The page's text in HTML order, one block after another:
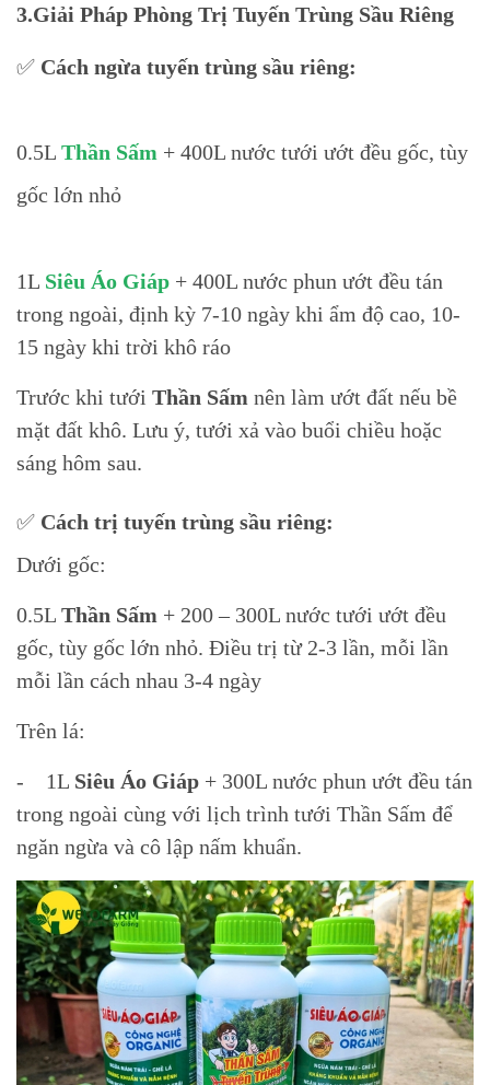
3.Giải Pháp Phòng Trị Tuyến Trùng Sầu Riêng
✅ Cách ngừa tuyến trùng sầu riêng:
0.5L Thần Sấm + 400L nước tưới ướt đều gốc, tùy
gốc lớn nhỏ
1L Siêu Áo Giáp + 400L nước phun ướt đều tán
trong ngoài, định kỳ 7-10 ngày khi ẩm độ cao, 10-
15 ngày khi trời khô ráo
Trước khi tưới Thần Sấm nên làm ướt đất nếu bề
mặt đất khô. Lưu ý, tưới xả vào buổi chiều hoặc
sáng hôm sau.
✅ Cách trị tuyến trùng sầu riêng:
Dưới gốc:
0.5L Thần Sấm + 200 – 300L nước tưới ướt đều
gốc, tùy gốc lớn nhỏ. Điều trị từ 2-3 lần, mỗi lần
mỗi lần cách nhau 3-4 ngày
Trên lá:
- 1L Siêu Áo Giáp + 300L nước phun ướt đều tán
trong ngoài cùng với lịch trình tưới Thần Sấm để
ngăn ngừa và cô lập nấm khuẩn.